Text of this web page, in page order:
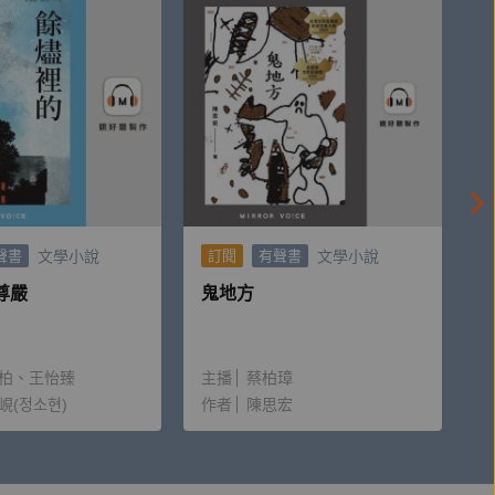
們不知道地點、不知道時間的幽暗房裡，一名妓女
灣發起的跨國接龍企畫。臺港日作家應邀創作在
奇又難以預料的長篇怪奇物語。
書 文學小說
嚴
王怡臻
(정소현)
訂閱 有聲書 文學小說
鬼地方
主播
蔡柏璋
作者
陳思宏